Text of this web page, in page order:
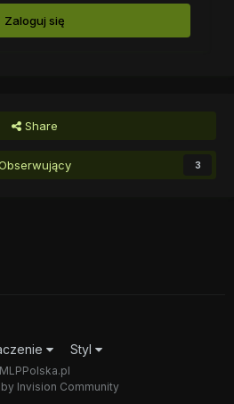
Zaloguj się
Share
3
Styl
MLPPolska.pl
Invision Community